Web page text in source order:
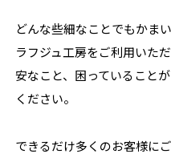
どんな些細なことでもかまい
ラフジュ工房をご利用いた
安なこと、困っていること
ください。
できるだけ多くのお客様に